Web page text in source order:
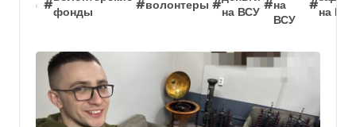
#
фонды
#волонтеры #
на ВСУ
#на
ВСУ
#
на ВСУ